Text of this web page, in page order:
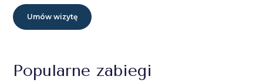
Umów wizytę
Popularne zabiegi